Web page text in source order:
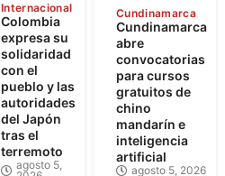
Internacional
Colombia
expresa su
solidaridad
con el
pueblo y las
autoridades
del Japón
tras el
terremoto
agosto 5,
Cundinamarca
Cundinamarca
abre
convocatorias
para cursos
gratuitos de
chino
mandarín e
inteligencia
artificial
agosto 5, 2026